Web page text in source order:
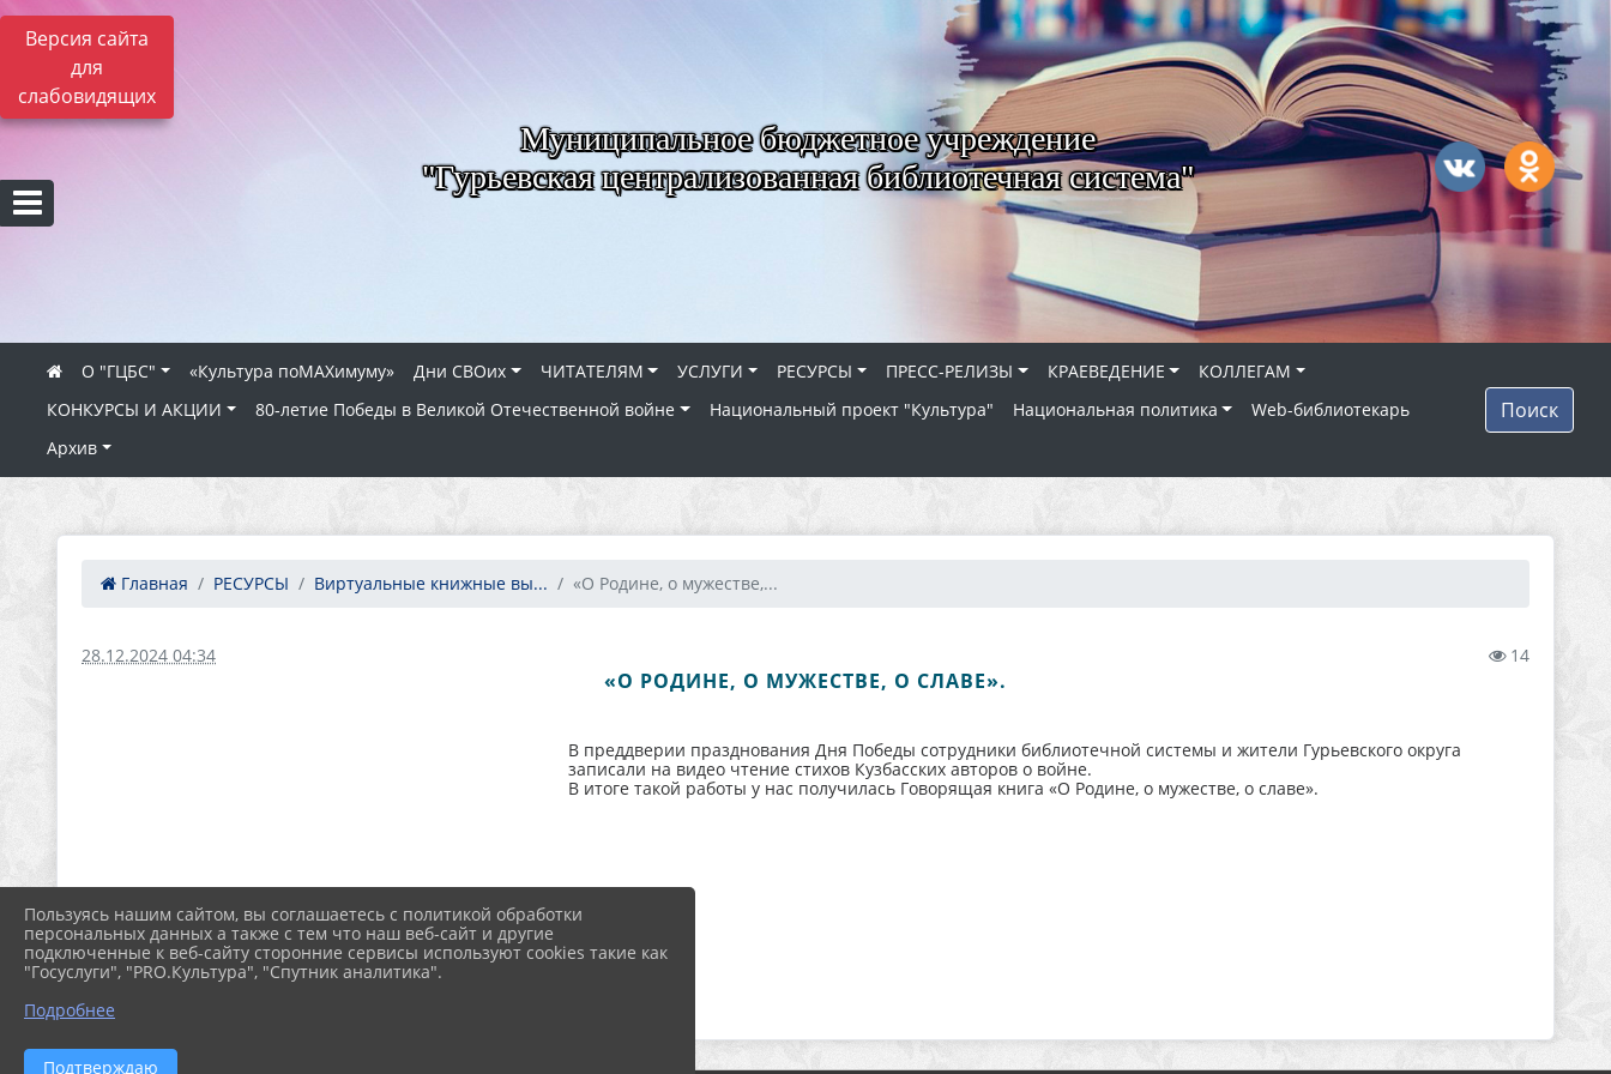
Версия сайта
для
слабовидящих
Муниципальное бюджетное учреждение
"Гурьевская централизованная библиотечная система"
О "ГЦБС" «Культура поMAXимуму» Дни СВОих ЧИТАТЕЛЯМ УСЛУГИ РЕСУРСЫ ПРЕСС-РЕЛИЗЫ КРАЕВЕДЕНИЕ
КОЛЛЕГАМ
КОНКУРСЫ И АКЦИИ
80‑летие Победы в Великой Отечественной войне Национальный проект "Культура" Национальная политика
Web-библиотекарь
Архив
Поиск
Главная РЕСУРСЫ Виртуальные книжные вы... «О Родине, о мужестве,...
28.12.2024 04:34 14
«О РОДИНЕ, О МУЖЕСТВЕ, О СЛАВЕ».
В преддверии празднования Дня Победы сотрудники библиотечной системы и жители Гурьевского округа
записали на видео чтение стихов Кузбасских авторов о войне.
В итоге такой работы у нас получилась Говорящая книга «О Родине, о мужестве, о славе».
Пользуясь нашим сайтом, вы соглашаетесь с политикой обработки
персональных данных а также с тем что наш веб-сайт и другие
подключенные к веб-сайту сторонние сервисы используют cookies такие как
"Госуслуги", "PRO.Культура", "Спутник аналитика".
Подробнее
Подтверждаю